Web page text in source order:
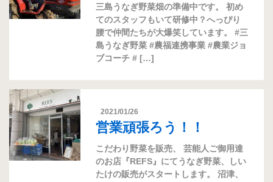
三島うなぎ野菜畑の準備中です。 初め
てのスタッフもいて研修中？へっぴり
腰で仲間たちが大爆笑しています。 #三
島うなぎ野菜 #農福連携事業 #農業ジョ
ブコーチ # […]
2021/01/26
営業頑張ろう！！
こだわり野菜を販売、 芸能人ご御用達
のお店『REFS』にてうなぎ野菜、しい
たけの販売がスタートします。 沼津、